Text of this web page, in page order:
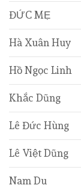
ĐỨC MẸ
Hà Xuân Huy
Hồ Ngọc Linh
Khắc Dũng
Lê Đức Hùng
Lê Việt Dũng
Nam Du